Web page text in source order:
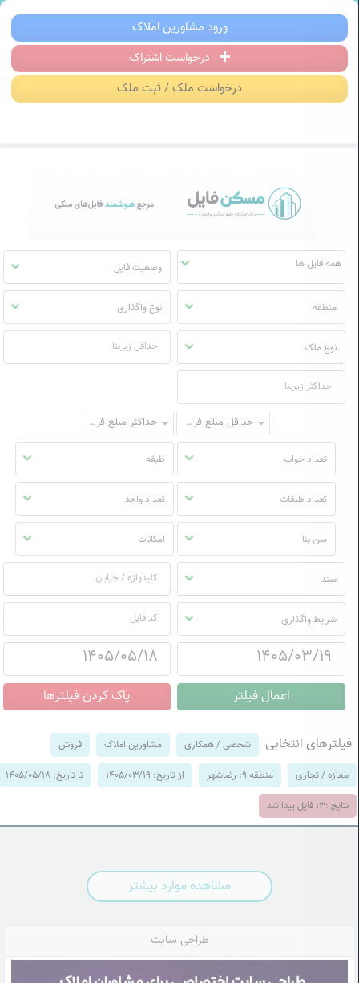
مسکن فایل | خرید، فروش، رهن و اجاره
ورود مشاورین املاک
درخواست اشتراک
درخواست ملک / ثبت ملک
مسکن
فایل
وضعیت فایل
منطقه نوع واگذاری
نوع ملک
حداقل مبلغ فروش حداکثر مبلغ فروش
تعداد خواب طبقه
تعداد طبقات تعداد واحد
سن بنا امکانات
سند
شرایط واگذاری
فیلترهای انتخابی شخصی / همکاری مشاورین املاک فروش
مغازه / تجاری منطقه 9: رضاشهر از تاریخ: 1405/03/19 تا تاریخ: 1405/05/18
نتایج :13 فایل پیدا شد
مشاهده موارد بیشتر
طراحی سایت